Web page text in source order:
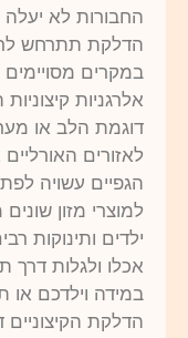
החבורות לא
הדלקת תתרחש
במקרים
אלרגניות
דוגמת הלב או
לאזורים
הגפיים עשויה
למוצרי מזון
ילדים ותינוקות
אכלו ולגלות דרך
במידה וילדכם או
הדלקת הקיצוניים